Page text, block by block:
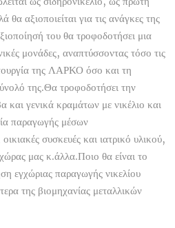
αξιοποιείται για τις ανάγκες της
του θα τροφοδοτήσει μια
μονάδες, αναπτύσσοντας τόσο τις
της ΛΑΡΚΟ όσο και τη
της.Θα τροφοδοτήσει την
γενικά κραμάτων με νικέλιο και
παραγωγής μέσων
συσκευές και ιατρικό υλικού,
μας κ.άλλα.Ποιο θα είναι το
εγχώριας παραγωγής νικελίου
της βιομηχανίας μεταλλικών